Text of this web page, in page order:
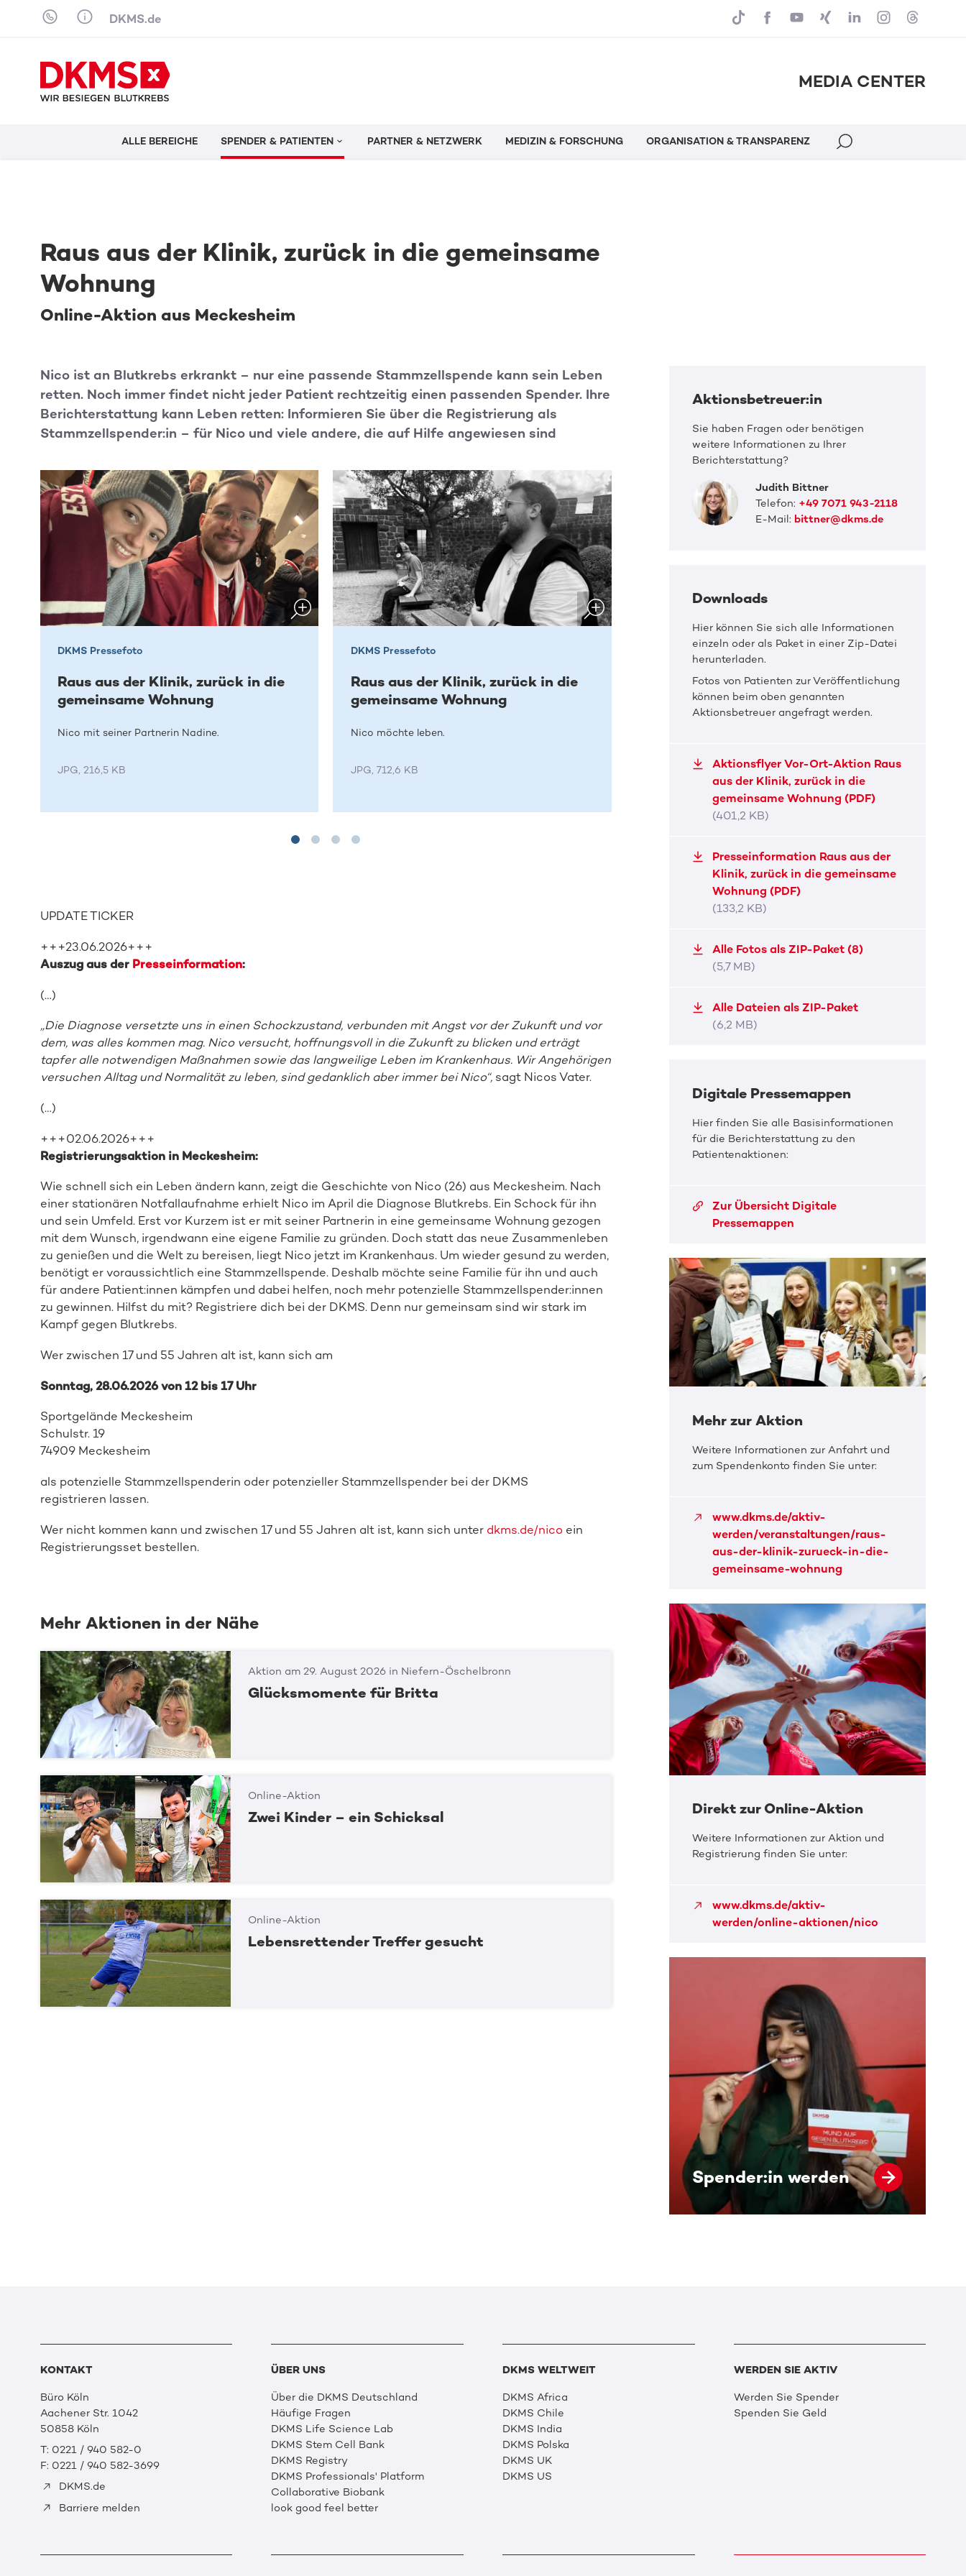
Skip to content
DKMS.de
MEDIA CENTER
ALLE BEREICHE SPENDER & PATIENTEN PARTNER & NETZWERK MEDIZIN & FORSCHUNG ORGANISATION & TRANSPARENZ
Raus aus der Klinik, zurück in die gemeinsame
Wohnung
Online-Aktion aus Meckesheim
Nico ist an Blutkrebs erkrankt – nur eine passende Stammzellspende kann sein Leben
retten. Noch immer findet nicht jeder Patient rechtzeitig einen passenden Spender. Ihre
Berichterstattung kann Leben retten: Informieren Sie über die Registrierung als
Stammzellspender:in – für Nico und viele andere, die auf Hilfe angewiesen sind
DKMS Pressefoto
Raus aus der Klinik, zurück in die
gemeinsame Wohnung
Nico mit seiner Partnerin Nadine.
JPG, 216,5 KB
DKMS Pressefoto
Raus aus der Klinik, zurück in die
gemeinsame Wohnung
Nico möchte leben.
JPG, 712,6 KB
DKMS Pressefoto
Raus aus der Klinik, zurück in die
gemeinsame Wohnung
JPG, 286,4 KB
UPDATE TICKER
+++23.06.2026+++
Auszug aus der Presseinformation:
(…)
„Die Diagnose versetzte uns in einen Schockzustand, verbunden mit Angst vor der Zukunft und vor
dem, was alles kommen mag. Nico versucht, hoffnungsvoll in die Zukunft zu blicken und erträgt
tapfer alle notwendigen Maßnahmen sowie das langweilige Leben im Krankenhaus. Wir Angehörigen
versuchen Alltag und Normalität zu leben, sind gedanklich aber immer bei Nico“,sagt Nicos Vater.
(…)
+++02.06.2026+++
Registrierungsaktion in Meckesheim:
Wie schnell sich ein Leben ändern kann, zeigt die Geschichte von Nico (26) aus Meckesheim. Nach
einer stationären Notfallaufnahme erhielt Nico im April die Diagnose Blutkrebs. Ein Schock für ihn
und sein Umfeld. Erst vor Kurzem ist er mit seiner Partnerin in eine gemeinsame Wohnung gezogen
mit dem Wunsch, irgendwann eine eigene Familie zu gründen. Doch statt das neue Zusammenleben
zu genießen und die Welt zu bereisen, liegt Nico jetzt im Krankenhaus. Um wieder gesund zu werden,
benötigt er voraussichtlich eine Stammzellspende. Deshalb möchte seine Familie für ihn und auch
für andere Patient:innen kämpfen und dabei helfen, noch mehr potenzielle Stammzellspender:innen
zu gewinnen. Hilfst du mit? Registriere dich bei der DKMS. Denn nur gemeinsam sind wir stark im
Kampf gegen Blutkrebs.
Wer zwischen 17 und 55 Jahren alt ist, kann sich am
Sonntag, 28.06.2026 von 12 bis 17 Uhr
Sportgelände Meckesheim
Schulstr. 19
74909 Meckesheim
als potenzielle Stammzellspenderin oder potenzieller Stammzellspender bei der DKMS
registrieren lassen.
Wer nicht kommen kann und zwischen 17 und 55 Jahren alt ist, kann sich unter dkms.de/nico ein
Registrierungsset bestellen.
Mehr Aktionen in der Nähe
Aktion am 29. August 2026 in Niefern-Öschelbronn
Glücksmomente für Britta
Online-Aktion
Zwei Kinder – ein Schicksal
Online-Aktion
Lebensrettender Treffer gesucht
Aktionsbetreuer:in
Sie haben Fragen oder benötigen
weitere Informationen zu Ihrer
Berichterstattung?
Judith Bittner
Telefon: +49 7071 943-2118
E-Mail: bittner@dkms.de
Downloads
Hier können Sie sich alle Informationen
einzeln oder als Paket in einer Zip-Datei
herunterladen.
Fotos von Patienten zur Veröffentlichung
können beim oben genannten
Aktionsbetreuer angefragt werden.
Aktionsflyer Vor-Ort-Aktion Raus
aus der Klinik, zurück in die
gemeinsame Wohnung (PDF)
(401,2 KB)
Presseinformation Raus aus der
Klinik, zurück in die gemeinsame
Wohnung (PDF)
(133,2 KB)
Alle Fotos als ZIP-Paket (8)
(5,7 MB)
Alle Dateien als ZIP-Paket
(6,2 MB)
Digitale Pressemappen
Hier finden Sie alle Basisinformationen
für die Berichterstattung zu den
Patientenaktionen:
Zur Übersicht Digitale
Pressemappen
Mehr zur Aktion
Mehr zur Aktion
Weitere Informationen zur Anfahrt und
zum Spendenkonto finden Sie unter:
www.dkms.de/aktiv-
werden/veranstaltungen/raus-
aus-der-klinik-zurueck-in-die-
gemeinsame-wohnung
Direkt zur Online-Aktion
Weitere Informationen zur Aktion und
Registrierung finden Sie unter:
www.dkms.de/aktiv-
werden/online-aktionen/nico
Spender:in werden
KONTAKT
Büro Köln
Aachener Str. 1042
50858 Köln
T: 0221 / 940 582-0
F: 0221 / 940 582-3699
DKMS.de
Barriere melden
ÜBER UNS
Über die DKMS Deutschland
Häufige Fragen
DKMS Life Science Lab
DKMS Stem Cell Bank
DKMS Registry
DKMS Professionals' Platform
Collaborative Biobank
look good feel better
DKMS WELTWEIT
DKMS Africa
DKMS Chile
DKMS India
DKMS Polska
DKMS UK
DKMS US
WERDEN SIE AKTIV
Werden Sie Spender
Spenden Sie Geld